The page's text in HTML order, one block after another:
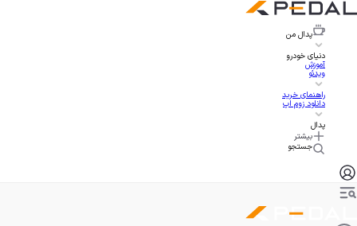
پدال من
دنیای خودرو
آموزش
ویدئو
راهنمای خرید
دانلود زوم اپ
پدال
بیشتر
جستجو